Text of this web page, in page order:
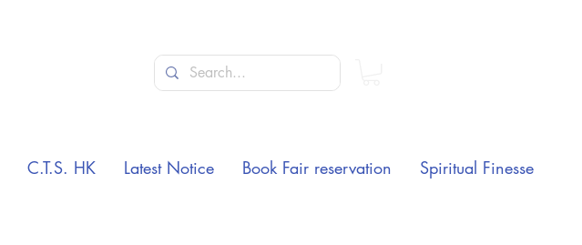
C.T.S. HK Latest Notice Book Fair reservation Spiritual Finesse